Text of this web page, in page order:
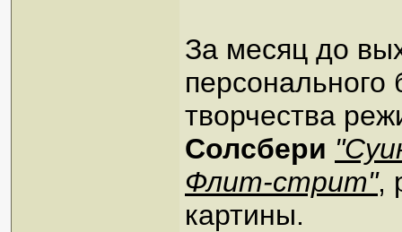
За месяц до
персонального
творчества
Солсбери
Флит-стрит",
картины.